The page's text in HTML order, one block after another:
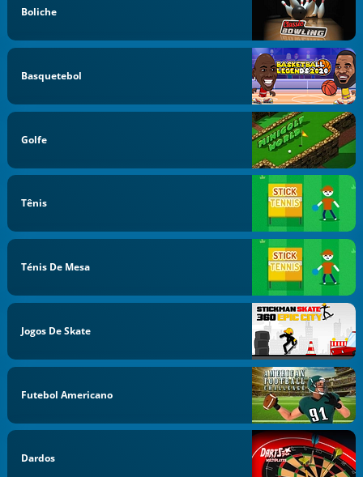
Boliche
Basquetebol
Golfe
Tênis
Ténis De Mesa
Jogos De Skate
Futebol Americano
Dardos